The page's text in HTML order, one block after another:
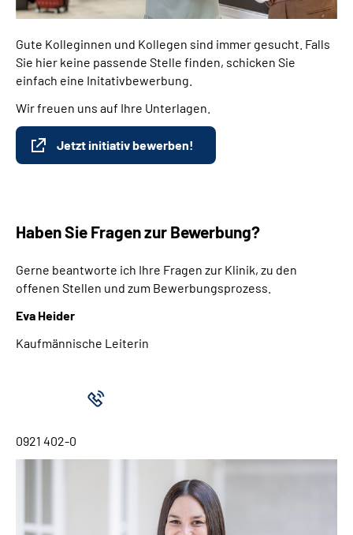
Gute Kolleginnen und Kollegen sind immer gesucht. Falls
Sie hier keine passende Stelle finden, schicken Sie
einfach eine Initativbewerbung.
Wir freuen uns auf Ihre Unterlagen.
Jetzt initiativ bewerben!
Haben Sie Fragen zur Bewerbung?
Gerne beantworte ich Ihre Fragen zur Klinik, zu den
offenen Stellen und zum Bewerbungsprozess.
Eva Heider
Kaufmännische Leiterin
0921 402-0